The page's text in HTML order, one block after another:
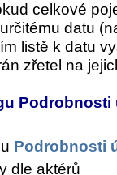
celkové
datu
listě k datu
zřetel na
Podrobnosti
dle aktérů